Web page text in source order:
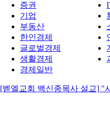
증권
기업
부동산
한인경제
글로벌경제
생활경제
경제일반
[벧엘교회 백신종목사 설교] "